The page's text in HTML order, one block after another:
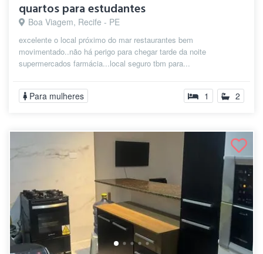
quartos para estudantes
Boa Viagem, Recife - PE
excelente o local próximo do mar restaurantes bem
movimentado..não há perigo para chegar tarde da noite
supermercados farmácia...local seguro tbm para...
Para mulheres 1 2